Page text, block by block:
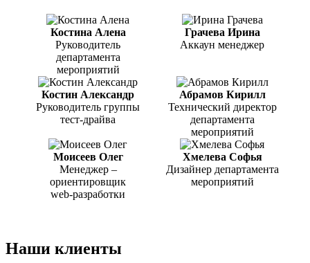
Костина Алена
Руководитель
департамента
мероприятий
Грачева Ирина
Аккаун менеджер
Костин Александр
Руководитель группы
тест-драйва
Абрамов Кирилл
Технический директор
департамента
мероприятий
Моисеев Олег
Менеджер –
ориентировщик
web-разработки
Хмелева Софья
Дизайнер департамента
мероприятий
Наши клиенты